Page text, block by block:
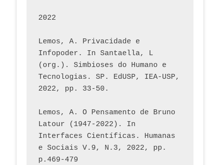
2022
Lemos, A. Privacidade e
Infopoder. In Santaella, L
(org.). Simbioses do Humano e
Tecnologias. SP. EdUSP, IEA-USP,
2022, pp. 33-50.
Lemos, A. O Pensamento de Bruno
Latour (1947-2022). In
Interfaces Científicas. Humanas
e Sociais V.9, N.3, 2022, pp.
p.469-479